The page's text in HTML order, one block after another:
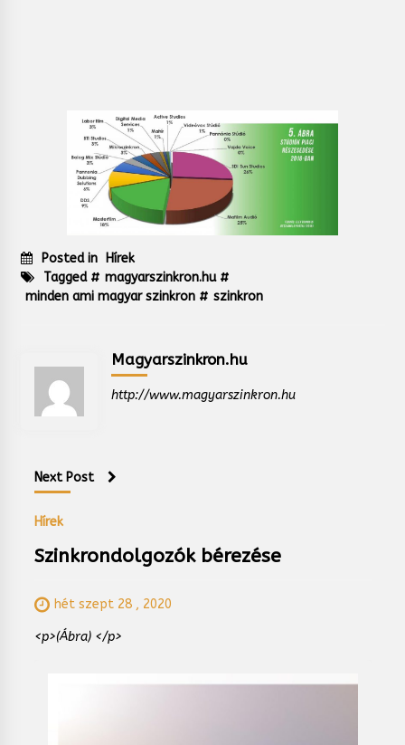
Posted in
Hírek
Tagged # magyarszinkron.hu#
minden ami magyar szinkron# szinkron
Magyarszinkron.hu
http://www.magyarszinkron.hu
Next Post
Hírek
Szinkrondolgozók bérezése
hét szept 28 , 2020
<p>(Ábra) </p>